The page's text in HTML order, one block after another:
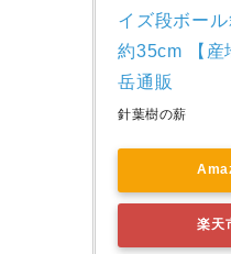
イズ段ボー
約35cm 【産
岳通販
針葉樹の薪
楽天